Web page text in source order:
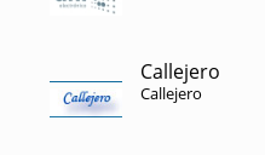
Callejero
Callejero